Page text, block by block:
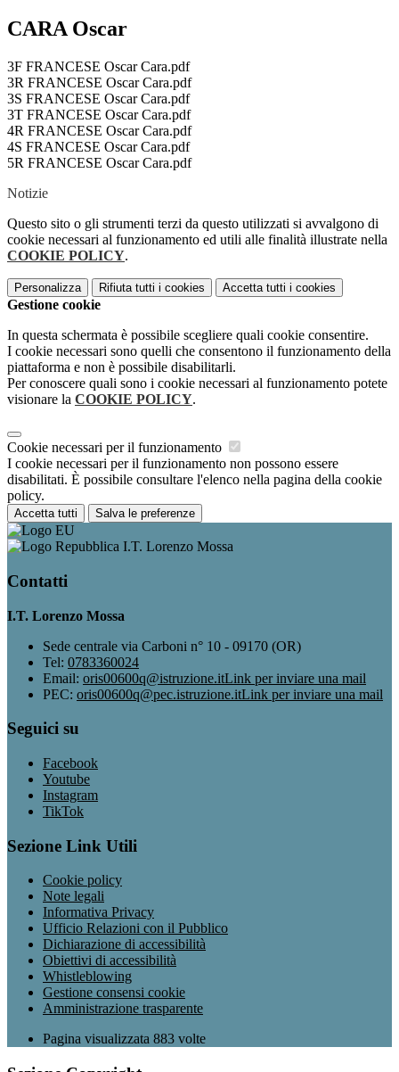
CARA Oscar
3F FRANCESE Oscar Cara.pdf
3R FRANCESE Oscar Cara.pdf
3S FRANCESE Oscar Cara.pdf
3T FRANCESE Oscar Cara.pdf
4R FRANCESE Oscar Cara.pdf
4S FRANCESE Oscar Cara.pdf
5R FRANCESE Oscar Cara.pdf
Notizie
Questo sito o gli strumenti terzi da questo utilizzati si avvalgono di
cookie necessari al funzionamento ed utili alle finalità illustrate nella
COOKIE POLICY.
Personalizza Rifiuta tutti i cookies Accetta tutti i cookies
Gestione cookie
In questa schermata è possibile scegliere quali cookie consentire.
I cookie necessari sono quelli che consentono il funzionamento della
piattaforma e non è possibile disabilitarli.
Per conoscere quali sono i cookie necessari al funzionamento potete
visionare la COOKIE POLICY.
Cookie necessari per il funzionamento
I cookie necessari per il funzionamento non possono essere
disabilitati. È possibile consultare l'elenco nella pagina della cookie
policy.
Accetta tutti Salva le preferenze
I.T. Lorenzo Mossa
Contatti
I.T. Lorenzo Mossa
Sede centrale via Carboni n° 10 - 09170 (OR)
Tel: 0783360024
Email: oris00600q@istruzione.itLink per inviare una mail
PEC: oris00600q@pec.istruzione.itLink per inviare una mail
Seguici su
Facebook
Youtube
Instagram
TikTok
Sezione Link Utili
Cookie policy
Note legali
Informativa Privacy
Ufficio Relazioni con il Pubblico
Dichiarazione di accessibilità
Obiettivi di accessibilità
Whistleblowing
Gestione consensi cookie
Amministrazione trasparente
Pagina visualizzata 883 volte